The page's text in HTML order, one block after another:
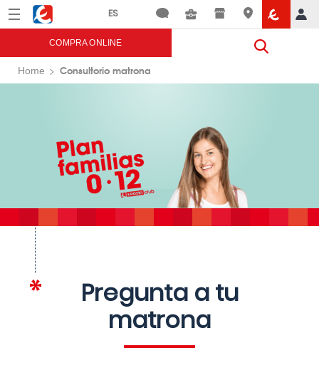
Menú Eroski
COMPRA ONLINE
Home Consultorio matrona
Pregunta a tu
matrona